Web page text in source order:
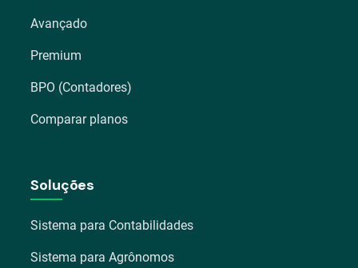
Avançado
Premium
BPO (Contadores)
Comparar planos
Soluções
Sistema para Contabilidades
Sistema para Agrônomos